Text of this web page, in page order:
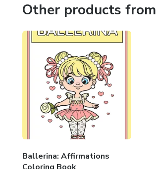
Other products
Ballerina: Affirmations